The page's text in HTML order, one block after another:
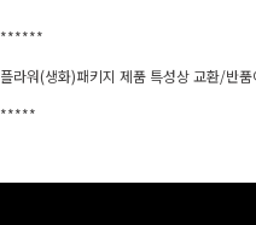
******
플라워(생화)패키지 제품 특성상 교환/반
*****